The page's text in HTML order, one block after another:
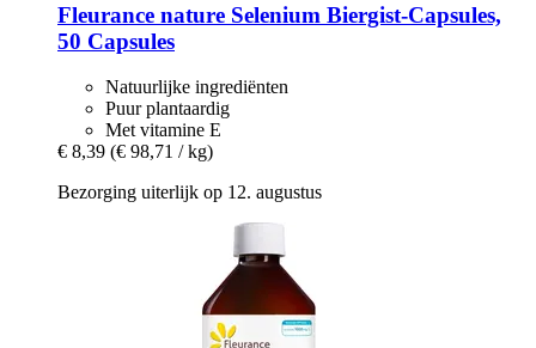
Fleurance nature Selenium Biergist-​Capsules,
50 Capsules
Natuurlijke ingrediënten
Puur plantaardig
Met vitamine E
€ 8,39 (€ 98,71 / kg)
Bezorging uiterlijk op 12. augustus